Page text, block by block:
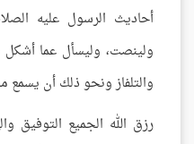
أحاديث الرسول عليه
ولينصت، وليسأل عما أشكل
والتلفاز ونحو ذلك أن يسمع
رزق الله الجميع التوفيق